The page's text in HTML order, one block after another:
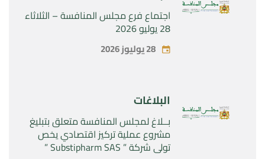
اجتماع فرع مجلس المنافسة – الثلاثاء
28 يوليو 2026
28 يوليوز 2026
البلاغات
بــلاغ لمجلس المنافسة متعلق بتبليغ
مشروع عملية تركيز اقتصادي يخص
تولي شركة ” Substipharm SAS ”